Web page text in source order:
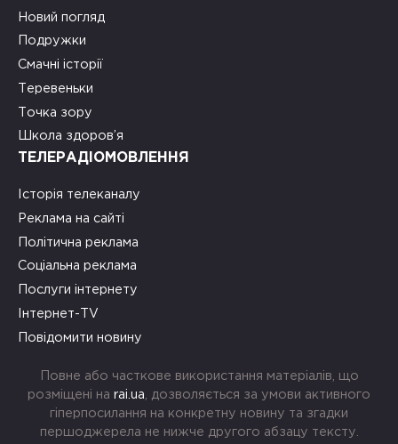
Новий погляд
Подружки
Смачні історії
Теревеньки
Точка зору
Школа здоров’я
ТЕЛЕРАДІОМОВЛЕННЯ
Історія телеканалу
Реклама на сайті
Політична реклама
Соціальна реклама
Послуги інтернету
Інтернет-TV
Повідомити новину
Повне або часткове використання матеріалів, що
розміщені на rai.ua , дозволяється за умови активного
гіперпосилання на конкретну новину та згадки
першоджерела не нижче другого абзацу тексту.